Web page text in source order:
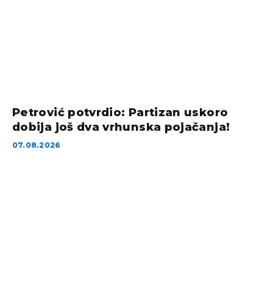
Petrović potvrdio: Partizan uskoro
dobija još dva vrhunska pojačanja!
07.08.2026